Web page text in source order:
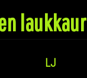
LJ